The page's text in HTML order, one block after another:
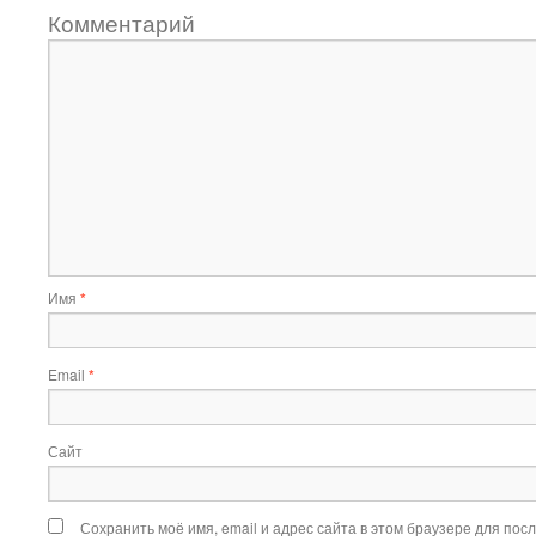
Комментарий
Имя *
Email *
Сайт
Сохранить моё имя, email и адрес сайта в этом браузере для